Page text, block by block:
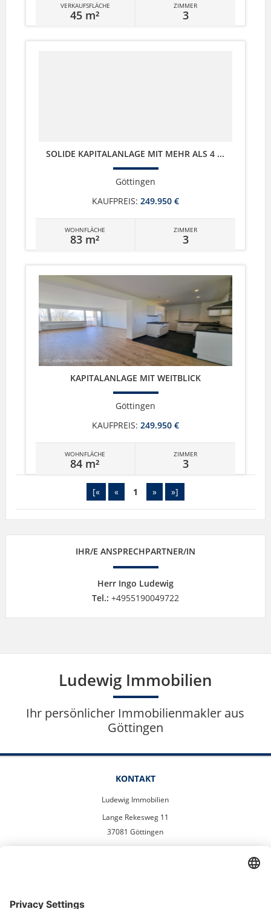
VERKAUFSFLÄCHE
45 m²
ZIMMER
3
SOLIDE KAPITALANLAGE MIT MEHR ALS 4 ...
Göttingen
KAUFPREIS: 249.950 €
WOHNFLÄCHE
83 m²
ZIMMER
3
KAPITALANLAGE MIT WEITBLICK
Göttingen
KAUFPREIS: 249.950 €
WOHNFLÄCHE
84 m²
ZIMMER
3
[« « 1 » »]
IHR/E ANSPRECHPARTNER/IN
Herr Ingo Ludewig
Tel.: +4955190049722
Ludewig Immobilien
Ihr persönlicher Immobilienmakler aus
Göttingen
KONTAKT
Ludewig Immobilien
Lange Rekesweg 11
37081 Göttingen